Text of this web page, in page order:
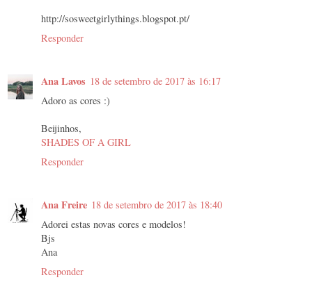
http://sosweetgirlythings.blogspot.pt/
Responder
Ana Lavos 18 de setembro de 2017 às 16:17
Adoro as cores :)
Beijinhos,
SHADES OF A GIRL
Responder
Ana Freire 18 de setembro de 2017 às 18:40
Adorei estas novas cores e modelos!
Bjs
Ana
Responder